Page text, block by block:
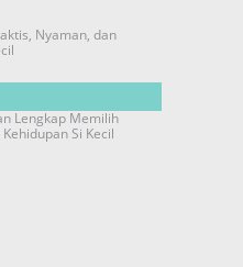
Nyaman, dan
Lengkap Memilih
Si Kecil